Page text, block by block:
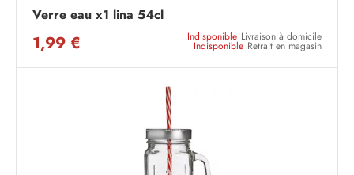
Verre eau x1 lina 54cl
1,99 € Indisponible Livraison à domicile
Indisponible Retrait en magasin